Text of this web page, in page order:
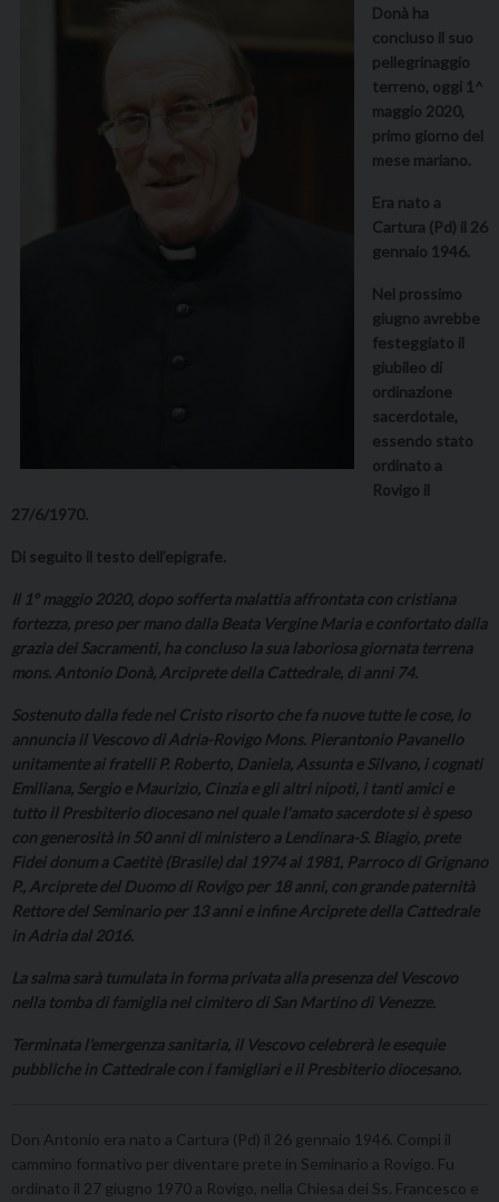
Donà ha
concluso il suo
pellegrinaggio
terreno, oggi 1^
maggio 2020,
primo giorno del
mese mariano.
Era nato a
Cartura (Pd) il 26
gennaio 1946.
Nel prossimo
giugno avrebbe
festeggiato il
giubileo di
ordinazione
sacerdotale,
essendo stato
ordinato a
Rovigo il
27/6/1970.
Di seguito il testo dell’epigrafe.
Il 1° maggio 2020, dopo sofferta malattia affrontata con cristiana
fortezza, preso per mano dalla Beata Vergine Maria e confortato dalla
grazia dei Sacramenti, ha concluso la sua laboriosa giornata terrena
mons. Antonio Donà, Arciprete della Cattedrale, di anni 74.
Sostenuto dalla fede nel Cristo risorto che fa nuove tutte le cose, lo
annuncia il Vescovo di Adria-Rovigo Mons. Pierantonio Pavanello
unitamente ai fratelli P. Roberto, Daniela, Assunta e Silvano, i cognati
Emiliana, Sergio e Maurizio, Cinzia e gli altri nipoti, i tanti amici e
tutto il Presbiterio diocesano nel quale l’amato sacerdote si è speso
con generosità in 50 anni di ministero a Lendinara-S. Biagio, prete
Fidei donum a Caetitè (Brasile) dal 1974 al 1981, Parroco di Grignano
P., Arciprete del Duomo di Rovigo per 18 anni, con grande paternità
Rettore del Seminario per 13 anni e infine Arciprete della Cattedrale
in Adria dal 2016.
La salma sarà tumulata in forma privata alla presenza del Vescovo
nella tomba di famiglia nel cimitero di San Martino di Venezze.
Terminata l’emergenza sanitaria, il Vescovo celebrerà le esequie
pubbliche in Cattedrale con i famigliari e il Presbiterio diocesano.
Don Antonio era nato a Cartura (Pd) il 26 gennaio 1946. Compì il
cammino formativo per diventare prete in Seminario a Rovigo. Fu
ordinato il 27 giugno 1970 a Rovigo, nella Chiesa dei Ss. Francesco e